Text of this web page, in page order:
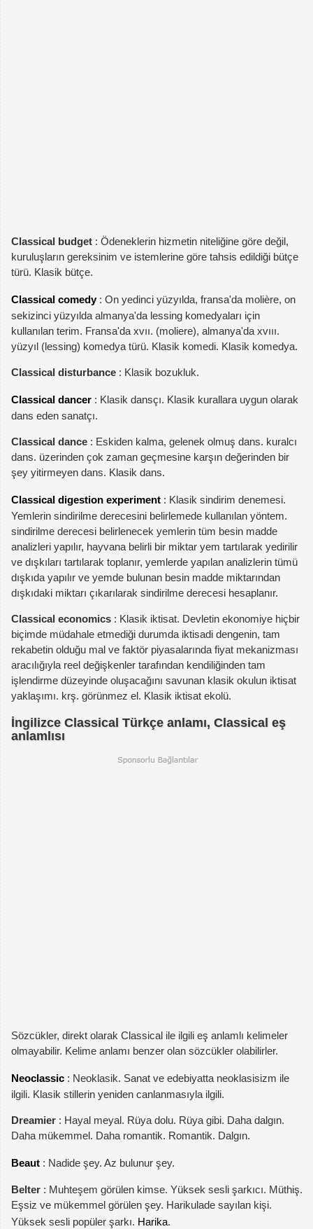
Classical budget : Ödeneklerin hizmetin niteliğine göre değil,
kuruluşların gereksinim ve istemlerine göre tahsis edildiği bütçe
türü. Klasik bütçe.
Classical comedy : On yedinci yüzyılda, fransa'da molière, on
sekizinci yüzyılda almanya'da lessing komedyaları için
kullanılan terim. Fransa'da xvıı. (moliere), almanya'da xvııı.
yüzyıl (lessing) komedya türü. Klasik komedi. Klasik komedya.
Classical disturbance : Klasik bozukluk.
Classical dancer : Klasik dansçı. Klasik kurallara uygun olarak
dans eden sanatçı.
Classical dance : Eskiden kalma, gelenek olmuş dans. kuralcı
dans. üzerinden çok zaman geçmesine karşın değerinden bir
şey yitirmeyen dans. Klasik dans.
Classical digestion experiment : Klasik sindirim denemesi.
Yemlerin sindirilme derecesini belirlemede kullanılan yöntem.
sindirilme derecesi belirlenecek yemlerin tüm besin madde
analizleri yapılır, hayvana belirli bir miktar yem tartılarak yedirilir
ve dışkıları tartılarak toplanır, yemlerde yapılan analizlerin tümü
dışkıda yapılır ve yemde bulunan besin madde miktarından
dışkıdaki miktarı çıkarılarak sindirilme derecesi hesaplanır.
Classical economics : Klasik iktisat. Devletin ekonomiye hiçbir
biçimde müdahale etmediği durumda iktisadi dengenin, tam
rekabetin olduğu mal ve faktör piyasalarında fiyat mekanizması
aracılığıyla reel değişkenler tarafından kendiliğinden tam
işlendirme düzeyinde oluşacağını savunan klasik okulun iktisat
yaklaşımı. krş. görünmez el. Klasik iktisat ekolü.
İngilizce Classical Türkçe anlamı, Classical eş
anlamlısı
Sözcükler, direkt olarak Classical ile ilgili eş anlamlı kelimeler
olmayabilir. Kelime anlamı benzer olan sözcükler olabilirler.
Neoclassic : Neoklasik. Sanat ve edebiyatta neoklasisizm ile
ilgili. Klasik stillerin yeniden canlanmasıyla ilgili.
Dreamier : Hayal meyal. Rüya dolu. Rüya gibi. Daha dalgın.
Daha mükemmel. Daha romantik. Romantik. Dalgın.
Beaut : Nadide şey. Az bulunur şey.
Belter : Muhteşem görülen kimse. Yüksek sesli şarkıcı. Müthiş.
Eşsiz ve mükemmel görülen şey. Harikulade sayılan kişi.
Yüksek sesli popüler şarkı. Harika.